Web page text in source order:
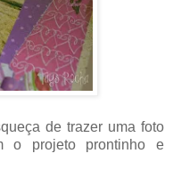
de trazer uma foto
o projeto prontinho e